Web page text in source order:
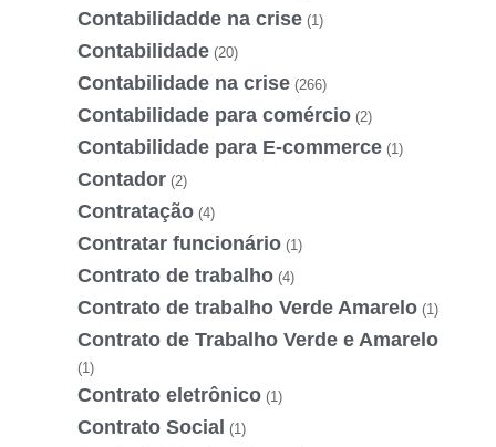
Contabilidadde na crise (1)
Contabilidade (20)
Contabilidade na crise (266)
Contabilidade para comércio (2)
Contabilidade para E-commerce (1)
Contador (2)
Contratação (4)
Contratar funcionário (1)
Contrato de trabalho (4)
Contrato de trabalho Verde Amarelo (1)
Contrato de Trabalho Verde e Amarelo
(1)
Contrato eletrônico (1)
Contrato Social (1)